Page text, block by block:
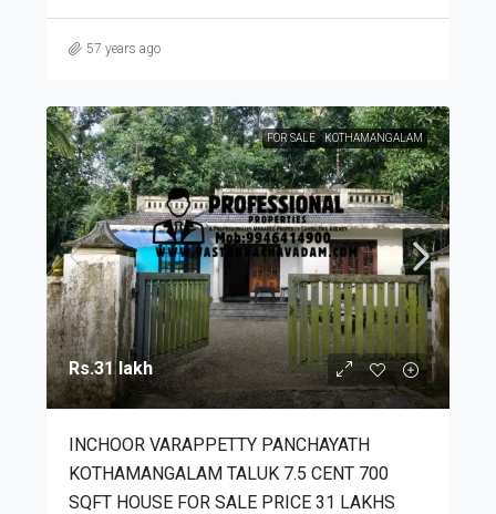
57 years ago
FOR SALE KOTHAMANGALAM
Rs.31 lakh
INCHOOR VARAPPETTY PANCHAYATH
KOTHAMANGALAM TALUK 7.5 CENT 700
SQFT HOUSE FOR SALE PRICE 31 LAKHS